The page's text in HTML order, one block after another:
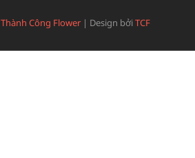
Thành Công Flower | Design bởiTCF